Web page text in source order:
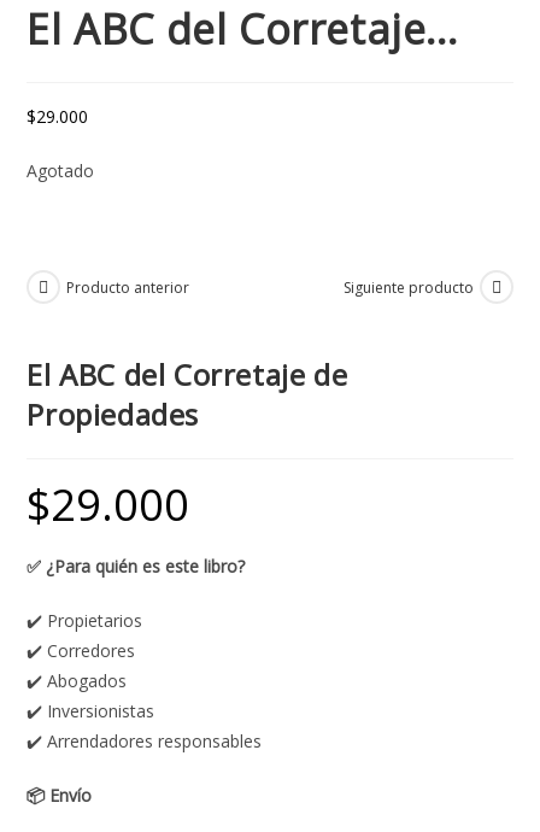
El ABC del Corretaje…
$29.000
Agotado
Producto anterior Siguiente producto
El ABC del Corretaje de
Propiedades
$29.000
✅ ¿Para quién es este libro?
✔️ Propietarios
✔️ Corredores
✔️ Abogados
✔️ Inversionistas
✔️ Arrendadores responsables
📦 Envío